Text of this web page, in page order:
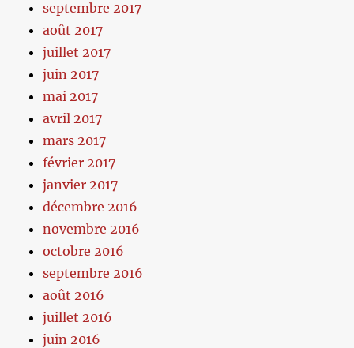
septembre 2017
août 2017
juillet 2017
juin 2017
mai 2017
avril 2017
mars 2017
février 2017
janvier 2017
décembre 2016
novembre 2016
octobre 2016
septembre 2016
août 2016
juillet 2016
juin 2016